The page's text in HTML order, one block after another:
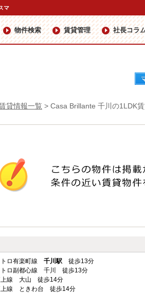
マ
物件検索 賃貸管理 社長コラ
貸情報一覧 > Casa Brillante 千川の1LDK賃
ロ有楽町線 千川駅 徒歩13分
トロ副都心線 千川 徒歩13分
上線 大山 徒歩14分
上線 ときわ台 徒歩14分